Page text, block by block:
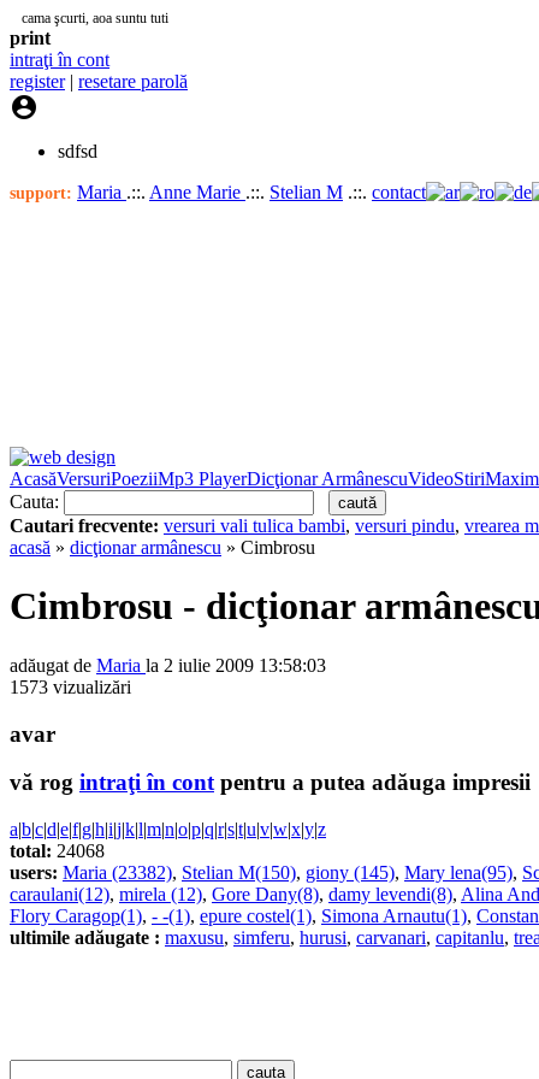
cama şcurti, aoa suntu tuti
print
intraţi în cont
register| resetare parolă

sdfsd
support: Maria .::. Anne Marie .::. Stelian M .::. contact
AcasăVersuriPoeziiMp3 PlayerDicţionar ArmânescuVideoStiri
Cauta:
Cautari frecvente: versuri vali tulica bambi, versuri pindu, vrearea
acasă » dicţionar armânescu » Cimbrosu
Cimbrosu - dicţionar
adăugat de Maria la 2 iulie 2009 13:58:03
1573 vizualizări
avar
vă rog intraţi în contpentru a putea adăuga impresii
a|b|c|d|e|f|g|h|i|j|k|l|m|n|o|p|q|r|s|t|u|v|w|x|y|z
total: 24068
users: Maria (23382), Stelian M(150), giony (145), Mary lena(95),
caraulani(12), mirela (12), Gore Dany(8), damy levendi(8), Alina
Flory Caragop(1), - -(1), epure costel(1), Simona Arnautu(1),
ultimile adăugate : maxusu, simferu, hurusi, carvanari, capitanlu,